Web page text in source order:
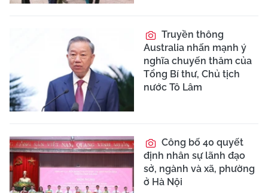
Truyền thông
Australia nhấn mạnh ý
nghĩa chuyến thăm của
Tổng Bí thư, Chủ tịch
nước Tô Lâm
Công bố 40 quyết
định nhân sự lãnh đạo
sở, ngành và xã, phường
ở Hà Nội